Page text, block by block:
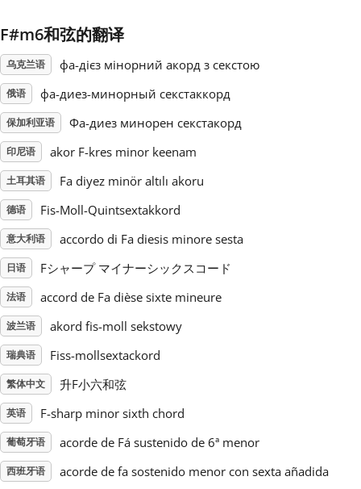
Русский
Svenska
Tiếng Việt
简体中文
繁體中文
F#m6和弦的翻译
乌克兰语 фа-дієз мінорний акорд з секстою
俄语 фа-диез-минорный секстаккорд
保加利亚语 Фа-диез минорен секстакорд
印尼语 akor F-kres minor keenam
土耳其语 Fa diyez minör altılı akoru
德语 Fis-Moll-Quintsextakkord
意大利语 accordo di Fa diesis minore sesta
日语 Fシャープ マイナーシックスコード
法语 accord de Fa dièse sixte mineure
波兰语 akord fis-moll sekstowy
瑞典语 Fiss-mollsextackord
繁体中文 升F小六和弦
英语 F-sharp minor sixth chord
葡萄牙语 acorde de Fá sustenido de 6ª menor
西班牙语 acorde de fa sostenido menor con sexta añadida